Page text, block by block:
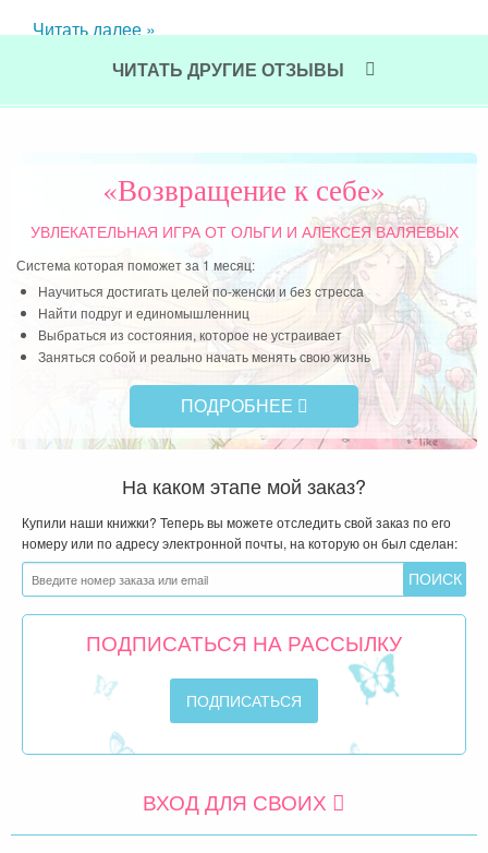
Читать далее »
ЧИТАТЬ ДРУГИЕ ОТЗЫВЫ
«Возвращение к себе»
УВЛЕКАТЕЛЬНАЯ ИГРАОТ ОЛЬГИ И АЛЕКСЕЯ ВАЛЯЕВЫХ
Система которая поможет за 1 месяц:
Научиться достигать целей по-женски и без стресса
Найти подруг и единомышленниц
Выбраться из состояния, которое не устраивает
Заняться собой и реально начать менять свою жизнь
ПОДРОБНЕЕ
На каком этапе мой заказ?
Купили наши книжки? Теперь вы можете отследить свой заказ по его
номеру или по адресу электронной почты, на которую он был сделан:
ПОДПИСАТЬСЯ НА РАССЫЛКУ
ВХОД ДЛЯ СВОИХ